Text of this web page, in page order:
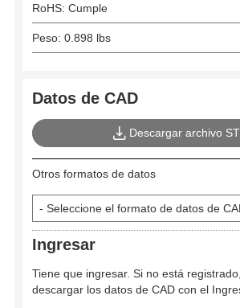
RoHS: Cumple
Peso: 0.898 lbs
Datos de CAD
Descargar archivo
Otros formatos de datos
Ingresar
Tiene que ingresar. Si no está
descargar los datos de CAD con el